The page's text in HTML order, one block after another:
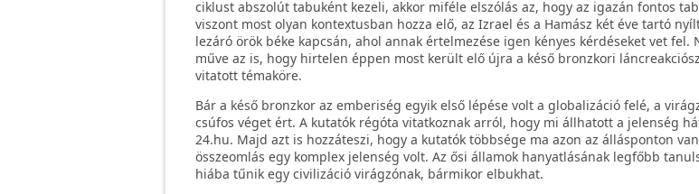
ciklust abszolút tabuként kezeli, akkor miféle elszólás az, hogy az igazán fontos
viszont most olyan kontextusban hozza elő, az Izrael és a Hamász két éve tartó
lezáró örök béke kapcsán, ahol annak értelmezése igen kényes kérdéseket vet fel.
műve az is, hogy hirtelen éppen most került elő újra a késő bronzkori
vitatott témaköre.
Bár a késő bronzkor az emberiség egyik első lépése volt a globalizáció felé, a
csúfos véget ért. A kutatók régóta vitatkoznak arról, hogy mi állhatott a jelenség
24.hu. Majd azt is hozzáteszi, hogy a kutatók többsége ma azon az állásponton
összeomlás egy komplex jelenség volt. Az ősi államok hanyatlásának legfőbb
hiába tűnik egy civilizáció virágzónak, bármikor elbukhat.